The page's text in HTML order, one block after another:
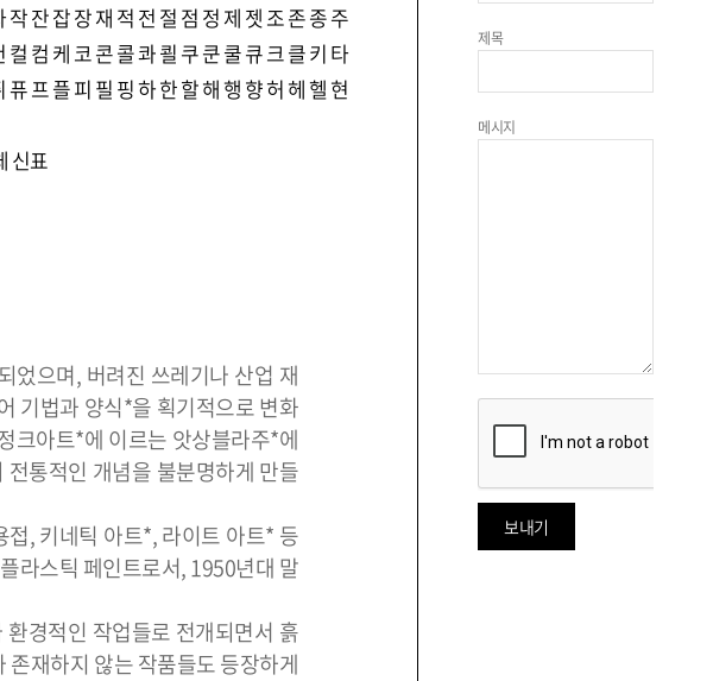
작잔잡장재 적 전 절 점 정 제 젯 조존종주
컬 컴 케 코콘콜콰쾰 쿠쿤쿨큐크클키 타
퓨프플피 필 핑하한할해행 향허 헤헬 현
신표
었으며, 버려진 쓰레기나 산업 재
기법과 양식*을 획기적으로 변화
크아트*에 이르는 앗상블라주*에
통적인 개념을 불분명하게 만들
, 키네틱 아트*, 라이트 아트* 등
라스틱 페인트로서, 1950년대 말
경적인 작업들로 전개되면서 흙
재하지 않는 작품들도 등장하게
제목
메시지